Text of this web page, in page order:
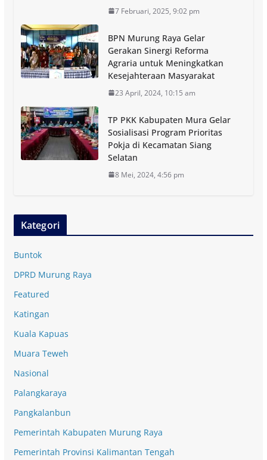
7 Februari, 2025, 9:02 pm
BPN Murung Raya Gelar
Gerakan Sinergi Reforma
Agraria untuk Meningkatkan
Kesejahteraan Masyarakat
23 April, 2024, 10:15 am
TP PKK Kabupaten Mura Gelar
Sosialisasi Program Prioritas
Pokja di Kecamatan Siang
Selatan
8 Mei, 2024, 4:56 pm
Kategori
Buntok
DPRD Murung Raya
Featured
Katingan
Kuala Kapuas
Muara Teweh
Nasional
Palangkaraya
Pangkalanbun
Pemerintah Kabupaten Murung Raya
Pemerintah Provinsi Kalimantan Tengah